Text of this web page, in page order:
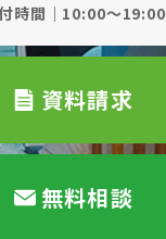
時間｜10:00～19:00
資料請求
無料相談